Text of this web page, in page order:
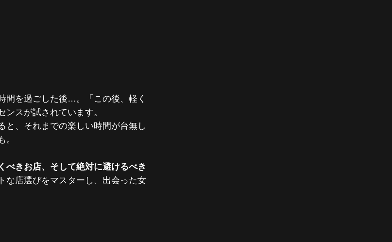
間を過ごした後…。「この後、軽く
スが試されています。
と、それまでの楽しい時間が台無し
べきお店、そして絶対に避けるべき
な店選びをマスターし、出会った女